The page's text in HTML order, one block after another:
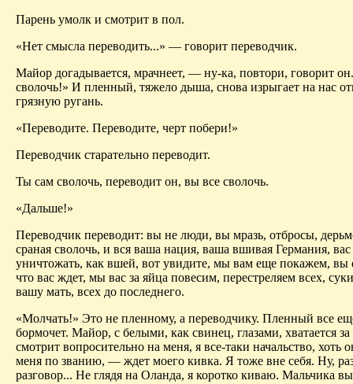
Парень умолк и смотрит в пол.
«Нет смысла переводить...» — говорит переводчик.
Майор догадывается, мрачнеет, — ну-ка, повтори, говорит
сволочь!» И пленный, тяжело дыша, снова изрыгает на нас
грязную ругань.
«Переводите. Переводите, черт побери!»
Переводчик старательно переводит.
Ты сам сволочь, переводит он, вы все сволочь.
«Дальше!»
Переводчик переводит: вы не люди, вы мразь, отбросы,
сраная сволочь, и вся ваша нация, ваша вшивая Германия,
уничтожать, как вшей, вот увидите, мы вам еще покажем, вы
что вас ждет, мы вас за яйца повесим, перестреляем всех,
вашу мать, всех до последнего.
«Молчать!» Это не пленному, а переводчику. Пленный все
бормочет. Майор, с белыми, как свинец, глазами, хватается за
смотрит вопросительно на меня, я все-таки начальство, хоть
меня по званию, — ждет моего кивка. Я тоже вне себя. Ну,
разговор... Не глядя на Оланда, я коротко киваю. Мальчика